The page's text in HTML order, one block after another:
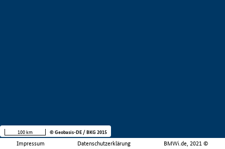
Impressum Datenschutzerklärung BMWi.de, 2021 ©
100 km © Geobasis-DE / BKG 2015